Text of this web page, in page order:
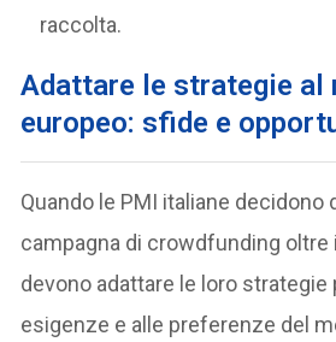
raccolta.
Adattare le strategie al
europeo: sfide e
Quando le PMI italiane decidono
campagna di crowdfunding oltre
devono adattare le loro strategie
esigenze e alle preferenze del